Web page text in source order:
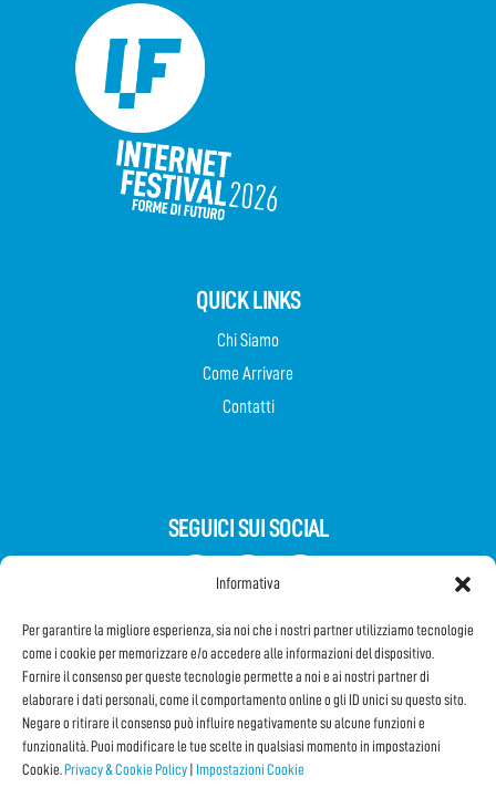
Informativa
Per garantire la migliore esperienza, sia noi che i nostri partner utilizziamo tecnologie
come i cookie per memorizzare e/o accedere alle informazioni del dispositivo.
Fornire il consenso per queste tecnologie permette a noi e ai nostri partner di
elaborare i dati personali, come il comportamento online o gli ID unici su questo sito.
Negare o ritirare il consenso può influire negativamente su alcune funzioni e
funzionalità. Puoi modificare le tue scelte in qualsiasi momento in impostazioni
Cookie. Privacy & Cookie Policy Impostazioni Cookie
QUICK LINKS
Chi Siamo
Come Arrivare
Contatti
SEGUICI SUI SOCIAL
Iscriviti alla Newsletter